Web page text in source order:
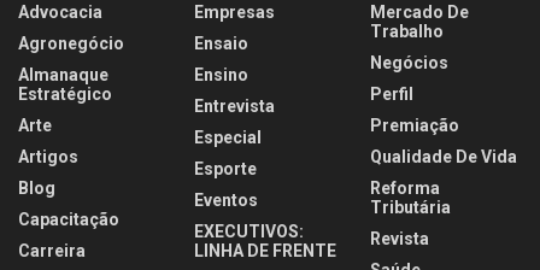
Advocacia
Agronegócio
Almanaque
Estratégico
Arte
Artigos
Blog
Capacitação
Carreira
Empresas
Ensaio
Ensino
Entrevista
Especial
Esporte
Eventos
EXECUTIVOS:
LINHA DE FRENTE
Mercado De
Trabalho
Negócios
Perfil
Premiação
Qualidade De Vida
Reforma
Tributária
Revista